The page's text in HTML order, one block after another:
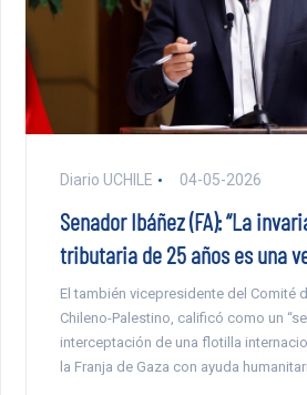
Diario UCHILE 04-05-2026
Senador Ibáñez (FA): “La
tributaria de 25 años es una
El también vicepresidente del Comité
Chileno-Palestino, calificó como un
interceptación de una flotilla
la Franja de Gaza con ayuda